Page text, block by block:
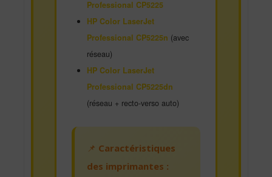
Professional CP5225
HP Color LaserJet
Professional CP5225n (avec
réseau)
HP Color LaserJet
Professional CP5225dn
(réseau + recto-verso auto)
📌 Caractéristiques
des imprimantes :